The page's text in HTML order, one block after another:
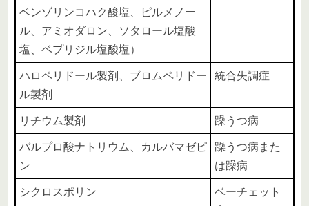
ベンゾリンコハク酸塩、ピルメノー
ル、アミオダロン、ソタロール塩酸
塩、ベプリジル塩酸塩）
ハロペリドール製剤、ブロムペリドー
ル製剤
統合失調症
リチウム製剤 躁うつ病
バルプロ酸ナトリウム、カルバマゼピ
ン
躁うつ病また
は躁病
シクロスポリン
ベーチェット